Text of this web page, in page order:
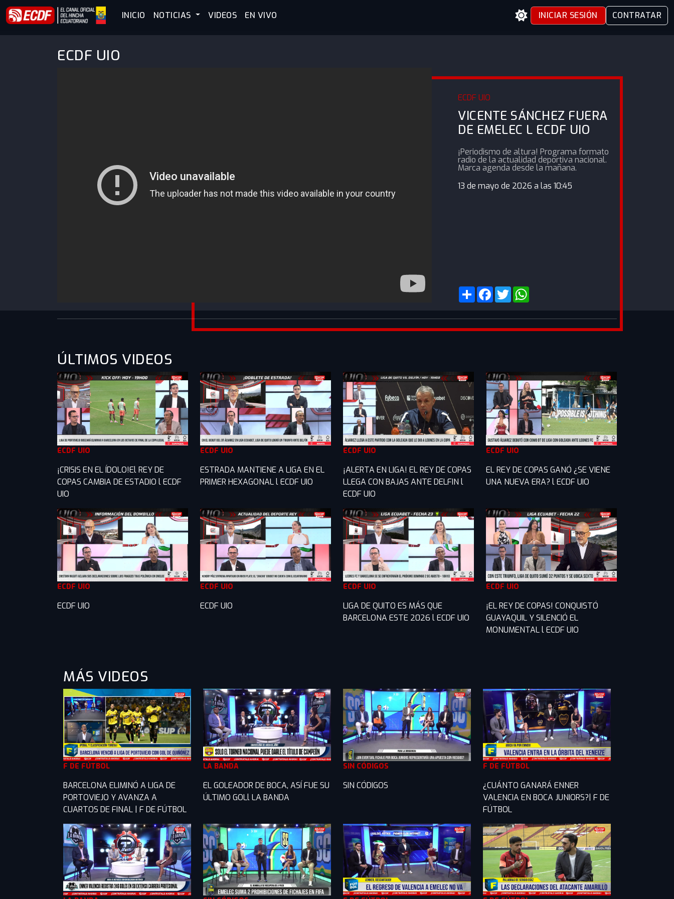
INICIO NOTICIAS VIDEOS EN VIVO INICIAR SESIÓN CONTRATAR
ECDF UIO
ECDF UIO
VICENTE SÁNCHEZ FUERA
DE EMELEC L ECDF UIO
¡Periodismo de altura! Programa formato
radio de la actualidad deportiva nacional.
Marca agenda desde la mañana.
13 de mayo de 2026 a las 10:45
ÚLTIMOS VIDEOS
ECDF UIO
¡CRISIS EN EL ÍDOLO!El REY DE
COPAS CAMBIA DE ESTADIO l ECDF
UIO
ECDF UIO
ESTRADA MANTIENE A LIGA EN EL
PRIMER HEXAGONAL l ECDF UIO
ECDF UIO
¡ALERTA EN LIGA! EL REY DE COPAS
LLEGA CON BAJAS ANTE DELFIN l
ECDF UIO
ECDF UIO
EL REY DE COPAS GANÓ ¿SE VIENE
UNA NUEVA ERA? l ECDF UIO
ECDF UIO
ECDF UIO
ECDF UIO
ECDF UIO
ECDF UIO
LIGA DE QUITO ES MÁS QUE
BARCELONA ESTE 2026 l ECDF UIO
ECDF UIO
¡EL REY DE COPAS! CONQUISTÓ
GUAYAQUIL Y SILENCIÓ EL
MONUMENTAL l ECDF UIO
MÁS VIDEOS
F DE FÚTBOL
BARCELONA ELIMINÓ A LIGA DE
PORTOVIEJO Y AVANZA A
CUARTOS DE FINAL | F DE FÚTBOL
LA BANDA
EL GOLEADOR DE BOCA, ASÍ FUE SU
ÚLTIMO GOLl LA BANDA
SIN CÓDIGOS
SIN CÓDIGOS
F DE FÚTBOL
¿CUÁNTO GANARÁ ENNER
VALENCIA EN BOCA JUNIORS?| F DE
FÚTBOL